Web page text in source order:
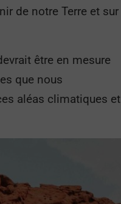
de notre Terre et sur
être en mesure
que nous
aléas climatiques et